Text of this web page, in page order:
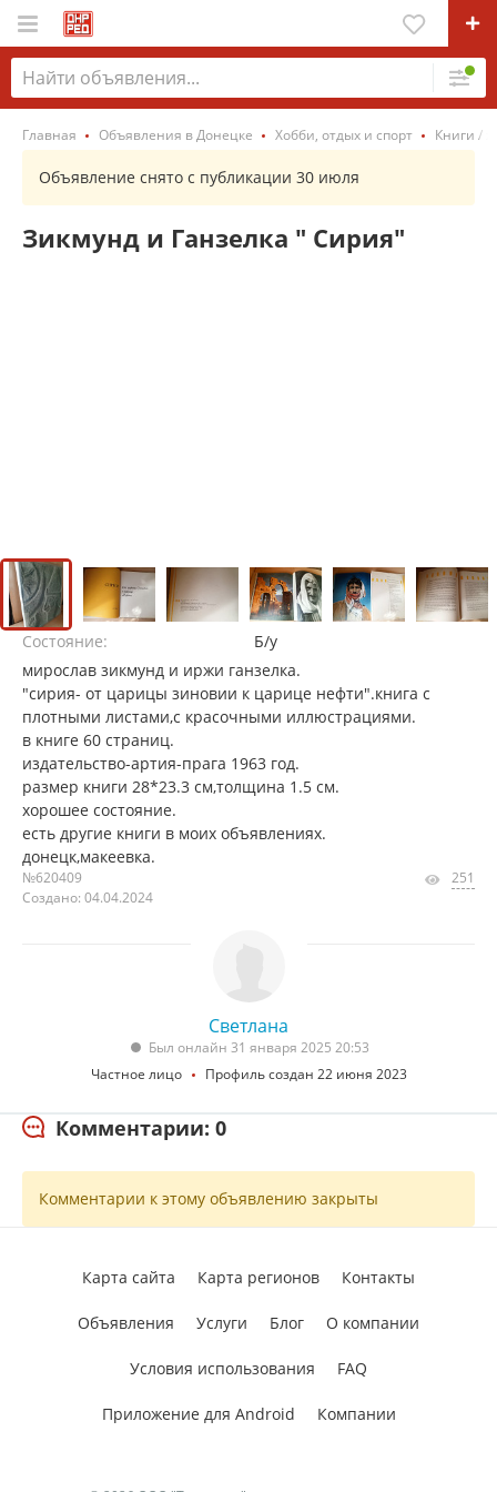
Главная Объявления в Донецке Хобби, отдых и спорт Книги /
Объявление снято с публикации 30 июля
Зикмунд и Ганзелка " Сирия"
Состояние:
Б/у
мирослав зикмунд и иржи ганзелка.
"сирия- от царицы зиновии к царице нефти".книга с
плотными листами,с красочными иллюстрациями.
в книге 60 страниц.
издательство-артия-прага 1963 год.
размер книги 28*23.3 см,толщина 1.5 см.
хорошее состояние.
есть другие книги в моих объявлениях.
донецк,макеевка.
№620409
Создано: 04.04.2024
251
Светлана
Был онлайн 31 января 2025 20:53
Частное лицо
Профиль создан 22 июня 2023
Комментарии: 0
Комментарии к этому объявлению закрыты
Карта сайта Карта регионов Контакты
Объявления Услуги Блог О компании
Условия использования FAQ
Приложение для Android Компании